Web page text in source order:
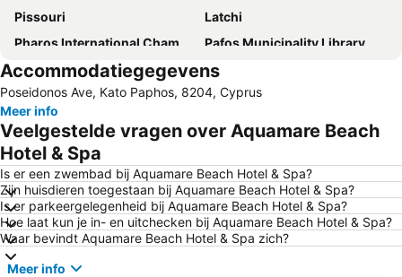
Pissouri
Latchi
Pharos International Chamber Music Festival
Pafos Municipality Library
Pafos Aphrodite Festival
Saint Rafael’s Day - Pomos
Pachyammos Beach
Tombs of the Kings
Town Hall of Pafos
Aphrodite Hills Golf
Beach of Camping Area
Geroskipou Beach
Ethnographical Museum of Pafos
Paphos' Amargeti
Kalopanagiotis
The Retreat
Mandria
Alykes
FolKloric Museum of Pedoulas
Accommodatiegegevens
Poseidonos Ave, Kato Paphos, 8204, Cyprus
Meer info
Veelgestelde vragen over Aquamare Beach
Hotel & Spa
Is er een zwembad bij Aquamare Beach Hotel & Spa?
Zijn huisdieren toegestaan bij Aquamare Beach Hotel & Spa?
Is er parkeergelegenheid bij Aquamare Beach Hotel & Spa?
Hoe laat kun je in- en uitchecken bij Aquamare Beach Hotel & Spa?
Waar bevindt Aquamare Beach Hotel & Spa zich?
Meer info